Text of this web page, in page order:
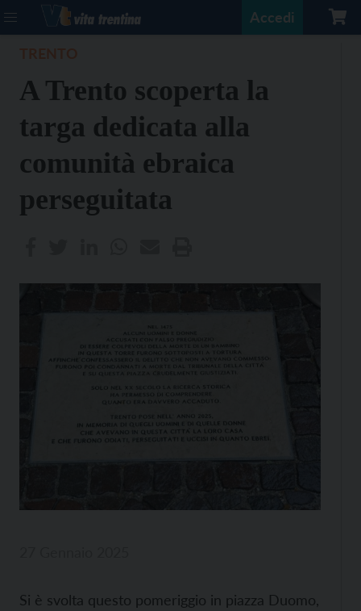
Accedi
A Trento scoperta la
targa dedicata alla
comunità ebraica
perseguitata
Si è svolta questo pomeriggio in piazza Duomo,